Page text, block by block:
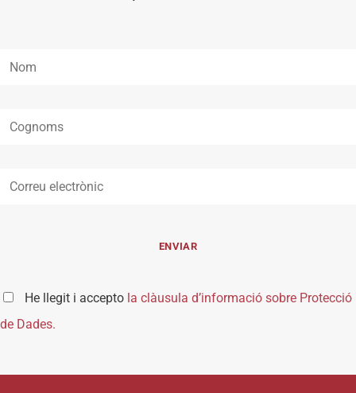
He llegit i accepto la clàusula d’informació sobre Protecció
de Dades.